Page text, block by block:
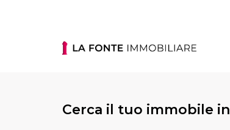
Cerca il tuo immobile in